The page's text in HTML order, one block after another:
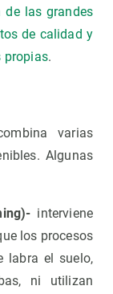
de las grandes
de calidad y
propias.
varias
Algunas
interviene
los procesos
labra el suelo,
ni utilizan